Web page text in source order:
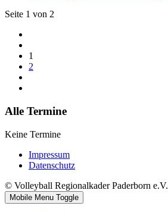
Seite 1 von 2
1
2
Alle Termine
Keine Termine
Impressum
Datenschutz
© Volleyball Regionalkader Paderborn e.V.
Mobile Menu Toggle